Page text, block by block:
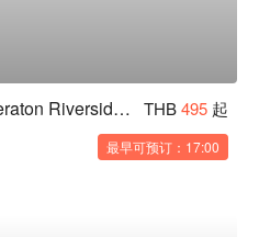
FEAST (Royal Orchid Sheraton Riverside Hotel Bangkok) THB495 起
最早可预订：17:00